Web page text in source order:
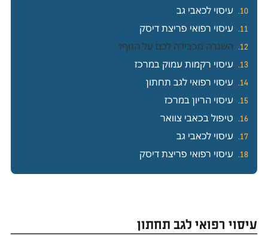
עיסוי רפואי לגב תחתון
עיסוי לכאבי גב
עיסוי רפואי פריצת דיסק
השגרה מכבידה לכם על הגוף?
עיסוי רקמות עמוק במרכז
עיסוי רפואי לגב תחתון
עיסוי הריון במרכז
טיפול בכאבי צוואר
עיסוי לכאבי גב
עיסוי רפואי פריצת דיסק